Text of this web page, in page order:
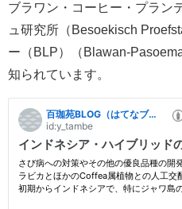
ブラワン・コーヒー・プラン
ュ研究所（Besoekisch
ー（BLP）（Blawan-
知られています。